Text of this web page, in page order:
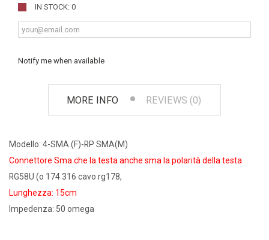
IN STOCK: 0
Notify me when available
MORE INFO REVIEWS (0)
Modello: 4-SMA (F)-RP SMA(M)
Connettore Sma che la testa anche sma la polarità della testa
RG58U (o 174 316 cavo rg178,
Lunghezza: 15cm
Impedenza: 50 omega